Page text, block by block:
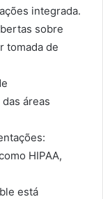
integrada.
sobre
tomada de
áreas
HIPAA,
está